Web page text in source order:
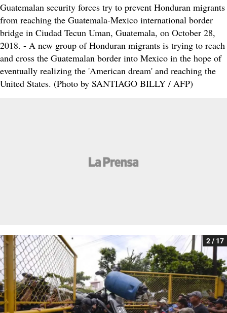
Guatemalan security forces try to prevent Honduran migrants
from reaching the Guatemala-Mexico international border
bridge in Ciudad Tecun Uman, Guatemala, on October 28,
2018. - A new group of Honduran migrants is trying to reach
and cross the Guatemalan border into Mexico in the hope of
eventually realizing the 'American dream' and reaching the
United States. (Photo by SANTIAGO BILLY / AFP)
2 / 17